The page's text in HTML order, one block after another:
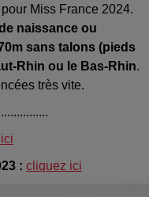
Miss France 2024.
naissance ou
sans talons (pieds
Rhin ou le Bas-Rhin.
très vite.
: cliquez ici